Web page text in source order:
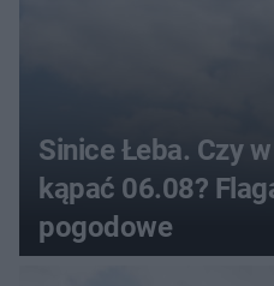
Sinice Łeba. Czy
kąpać 06.08?
pogodowe